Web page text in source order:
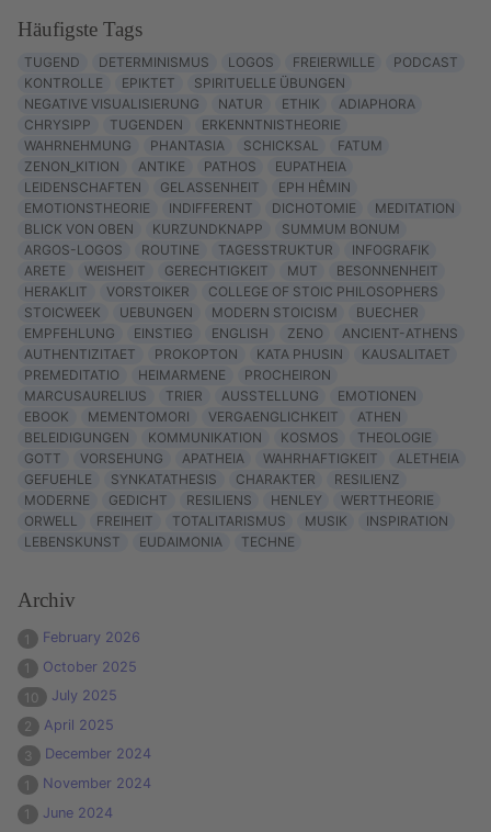
Häufigste Tags
TUGEND DETERMINISMUS LOGOS FREIERWILLE
PODCAST
KONTROLLE
EPIKTET
SPIRITUELLE ÜBUNGEN
NEGATIVE VISUALISIERUNG
NATUR ETHIK
ADIAPHORA
CHRYSIPP
TUGENDEN
ERKENNTNISTHEORIE
WAHRNEHMUNG
PHANTASIA SCHICKSAL
FATUM
ZENON_KITION
ANTIKE PATHOS
EUPATHEIA
LEIDENSCHAFTEN
GELASSENHEIT
EPH HÊMIN
EMOTIONSTHEORIE
INDIFFERENT DICHOTOMIE
MEDITATION
BLICK VON OBEN
KURZUNDKNAPP
SUMMUM BONUM
ARGOS-LOGOS
ROUTINE TAGESSTRUKTUR
INFOGRAFIK
ARETE
WEISHEIT GERECHTIGKEIT MUT
BESONNENHEIT
HERAKLIT
VORSTOIKER
COLLEGE OF STOIC PHILOSOPHERS
STOICWEEK
UEBUNGEN MODERN STOICISM
BUECHER
EMPFEHLUNG
EINSTIEG ENGLISH ZENO
ANCIENT-ATHENS
AUTHENTIZITAET
PROKOPTON KATA PHUSIN
KAUSALITAET
PREMEDITATIO
HEIMARMENE
PROCHEIRON
MARCUSAURELIUS
TRIER AUSSTELLUNG
EMOTIONEN
EBOOK
MEMENTOMORI VERGAENGLICHKEIT
ATHEN
BELEIDIGUNGEN
KOMMUNIKATION KOSMOS
THEOLOGIE
GOTT
VORSEHUNG APATHEIA WAHRHAFTIGKEIT
ALETHEIA
GEFUEHLE
SYNKATATHESIS CHARAKTER
RESILIENZ
MODERNE
GEDICHT RESILIENS HENLEY
WERTTHEORIE
ORWELL
FREIHEIT TOTALITARISMUS MUSIK
INSPIRATION
LEBENSKUNST
EUDAIMONIA TECHNE
Archiv
1
February 2026
1
October 2025
10
July 2025
2
April 2025
3
December 2024
1
November 2024
1
June 2024